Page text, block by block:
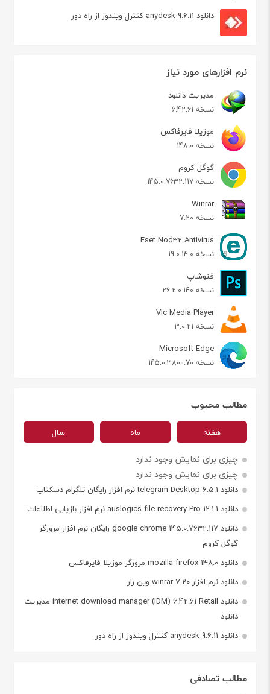
دانلود anydesk 9.6.11 کنترل ویندوز از راه دور
نرم افزارهای مورد نیاز
مدیریت دانلود
نسخه 6.42.61
موزیلا فایرفاکس
نسخه 148.0
گوگل کروم
نسخه 145.0.7632.117
Winrar
نسخه 7.20
Eset Nod32 Antivirus
نسخه 19.0.14.0
فتوشاپ
نسخه 26.2.0.140
Vlc Media Player
نسخه 3.0.21
Microsoft Edge
نسخه 145.0.3800.70
مطالب محبوب
هفته ماه سال
چیزی برای نمایش وجود ندارد
چیزی برای نمایش وجود ندارد
دانلود telegram Desktop 6.5.1 نرم افزار رایگان تلگرام دسکتاپ
دانلود auslogics file recovery Pro 12.1.1 نرم افزار بازیابی اطلاعات
دانلود google chrome 145.0.7632.117 رایگان نرم افزار مرورگر
گوگل کروم
دانلود mozilla firefox 148.0 مرورگر موزیلا فایرفاکس
دانلود نرم افزار winrar 7.20 وین رار
دانلود internet download manager (IDM) 6.42.61 Retail مدیریت
دانلود
دانلود anydesk 9.6.11 کنترل ویندوز از راه دور
مطالب تصادفی